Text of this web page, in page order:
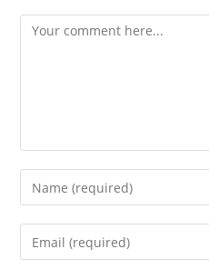
Comment
Enter
your
name
Enter
your